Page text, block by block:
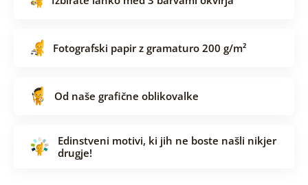
Fotografski papir z gramaturo 200 g/m²
Od naše grafične oblikovalke
Edinstveni motivi, ki jih ne boste našli nikjer
drugje!